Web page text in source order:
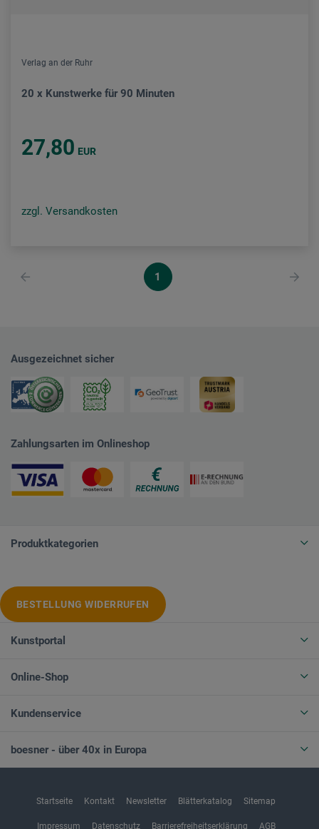
Verlag an der Ruhr
20 x Kunstwerke für 90 Minuten
27,80 EUR
zzgl. Versandkosten
1
Ausgezeichnet sicher
Zahlungsarten im Onlineshop
Produktkategorien
BESTELLUNG WIDERRUFEN
Kunstportal
Online-Shop
Kundenservice
boesner - über 40x in Europa
Startseite Kontakt Newsletter Blätterkatalog Sitemap
Impressum Datenschutz Barrierefreiheitserklärung AGB